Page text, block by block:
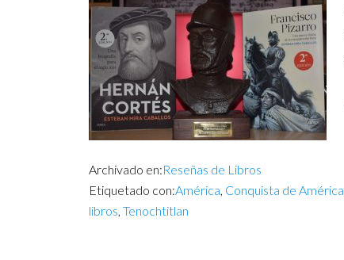
Archivado en:Reseñas de Libros
Etiquetado con:América, Conquista de América
libros, Tenochtitlan